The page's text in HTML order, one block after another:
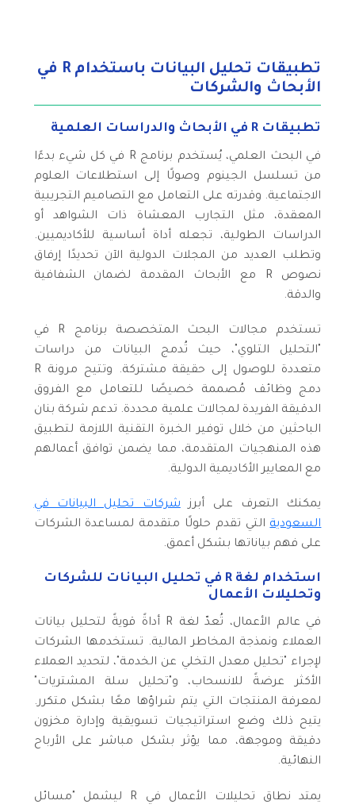
تطبيقات تحليل البيانات باستخدام R في
الأبحاث والشركات
تطبيقات R في الأبحاث والدراسات العلمية
في البحث العلمي، يُستخدم برنامج R في كل شيء بدءًا
من تسلسل الجينوم وصولًا إلى استطلاعات العلوم
الاجتماعية. وقدرته على التعامل مع التصاميم التجريبية
المعقدة، مثل التجارب المعشاة ذات الشواهد أو
الدراسات الطولية، تجعله أداة أساسية للأكاديميين.
وتطلب العديد من المجلات الدولية الآن تحديدًا إرفاق
نصوص R مع الأبحاث المقدمة لضمان الشفافية
والدقة.
تستخدم مجالات البحث المتخصصة برنامج R في
"التحليل التلوي"، حيث تُدمج البيانات من دراسات
متعددة للوصول إلى حقيقة مشتركة. وتتيح مرونة R
دمج وظائف مُصممة خصيصًا للتعامل مع الفروق
الدقيقة الفريدة لمجالات علمية محددة. تدعم شركة بنان
الباحثين من خلال توفير الخبرة التقنية اللازمة لتطبيق
هذه المنهجيات المتقدمة، مما يضمن توافق أعمالهم
مع المعايير الأكاديمية الدولية.
يمكنك التعرف على أبرزشركات تحليل البيانات في
السعوديةالتي تقدم حلولًا متقدمة لمساعدة الشركات
على فهم بياناتها بشكل أعمق.
استخدام لغة R في تحليل البيانات للشركات
وتحليلات الأعمال
في عالم الأعمال، تُعدّ لغة R أداةً قويةً لتحليل بيانات
العملاء ونمذجة المخاطر المالية. تستخدمها الشركات
لإجراء "تحليل معدل التخلي عن الخدمة"، لتحديد العملاء
الأكثر عرضةً للانسحاب، و"تحليل سلة المشتريات"
لمعرفة المنتجات التي يتم شراؤها معًا بشكل متكرر.
يتيح ذلك وضع استراتيجيات تسويقية وإدارة مخزون
دقيقة وموجهة، مما يؤثر بشكل مباشر على الأرباح
النهائية.
يمتد نطاق تحليلات الأعمال في R ليشمل "مسائل